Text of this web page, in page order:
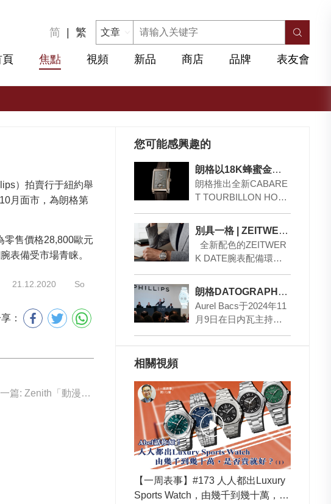
简 | 繁
頁 焦點 視頻 新品 商店 品牌 表友會
）拍賣行于紐約舉
月面市，為朗格第
零售價格28,800歐元
表備受市場青睐。
21.12.2020 So
：
下一篇: Zenith「動漫」腕表于Phillips拍賣
您可能感興趣的
朗格以18K蜂蜜金重造首款停秒陀飛輪時計 – CABARET TOURBILLON HONEYGOLD
朗格推出全新CABARE
T TOURBILLON HONE
枚。這款長方形時計…
別具一格 | ZEITWERK DATE腕表
全新配色的ZEITWER
K DATE腕表配備環形
金款和750玫瑰…
朗格DATOGRAPH“漢普頓宮”特別款再創拍賣佳績
Aurel Bacs于2024年11
月9日在日内瓦主持朗
相關視頻
【一周表事】#173 人人都出Luxury
Sports Watch，由幾千到幾十萬，是